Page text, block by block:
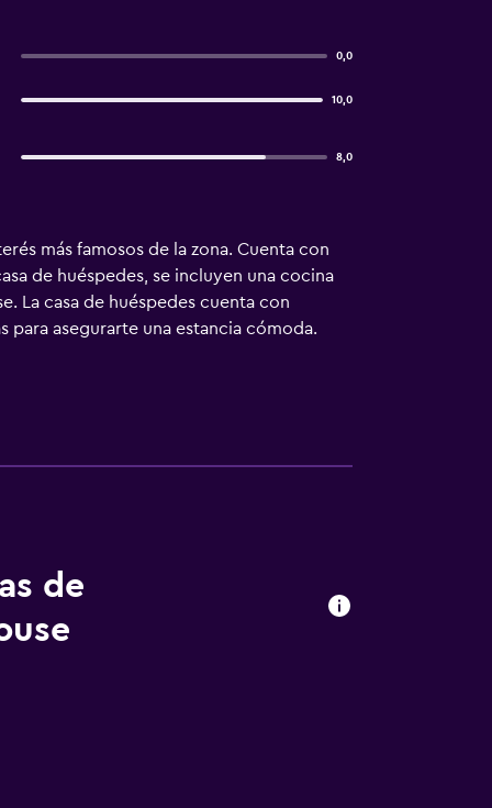
0,0
10,0
8,0
más famosos de la zona. Cuenta con
de huéspedes, se incluyen una cocina
La casa de huéspedes cuenta con
para asegurarte una estancia cómoda.
tiene a su disposición un desayuno
Guesthouse está cerca de
de